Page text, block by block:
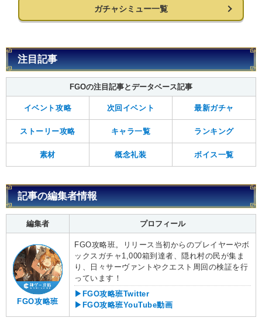
ガチャシミュー一覧
注目記事
FGOの注目記事とデータベース記事
イベント攻略 次回イベント 最新ガチャ
ストーリー攻略 キャラ一覧 ランキング
素材 概念礼装 ボイス一覧
記事の編集者情報
編集者 プロフィール
FGO攻略班
FGO攻略班。リリース当初からのプレイヤーやボ
ックスガチャ1,000箱到達者、隠れ村の民が集ま
り、日々サーヴァントやクエスト周回の検証を行
っています！
▶FGO攻略班Twitter
▶FGO攻略班YouTube動画